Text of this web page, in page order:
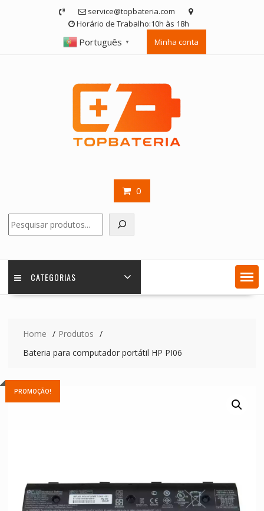
service@topbateria.com
Horário de Trabalho:10h às 18h
Português ▼ Minha conta
0
CATEGORIAS
Home
Produtos
Bateria para computador portátil HP PI06
PROMOÇÃO!